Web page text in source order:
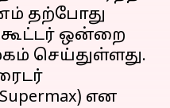
தற்போது
ஒன்றை
செய்துள்ளது.
என